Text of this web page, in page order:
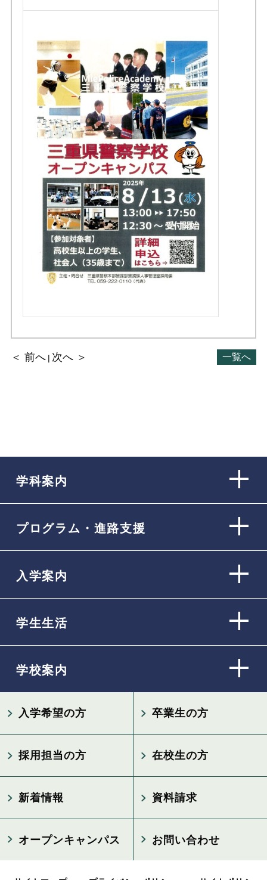
＜ 前へ 次へ ＞ 一覧へ
学科案内
プログラム・進路支援
入学案内
学生生活
学校案内
入学希望の方 卒業生の方
採用担当の方 在校生の方
新着情報 資料請求
オープンキャンパス お問い合わせ